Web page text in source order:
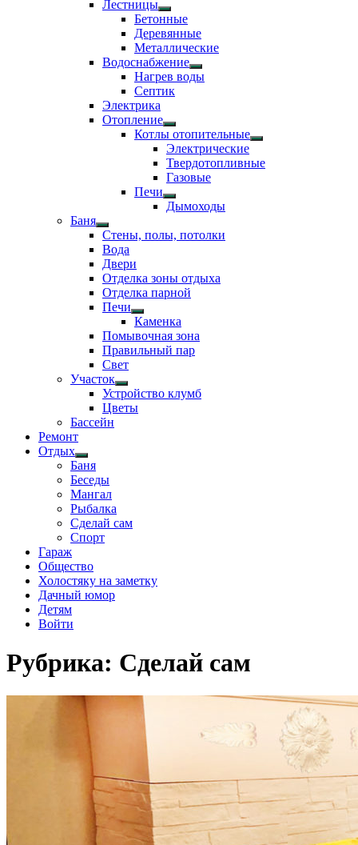
Лестницы
Показать
подменю
Бетонные
Деревянные
Металлические
Водоснабжение
Показать
подменю
Нагрев воды
Септик
Электрика
Отопление
Показать
подменю
Котлы отопительные
Показать
Электрические
Твердотопливные
Газовые
Печи
Показать
подменю
Дымоходы
Баня
Показать
подменю
Стены, полы, потолки
Вода
Двери
Отделка зоны отдыха
Отделка парной
Печи
Показать
подменю
Каменка
Помывочная зона
Правильный пар
Свет
Участок
Показать
подменю
Устройство клумб
Цветы
Бассейн
Ремонт
Отдых
Показать
подменю
Баня
Беседы
Мангал
Рыбалка
Сделай сам
Спорт
Гараж
Общество
Холостяку на заметку
Дачный юмор
Детям
Войти
Рубрика: Сделай сам